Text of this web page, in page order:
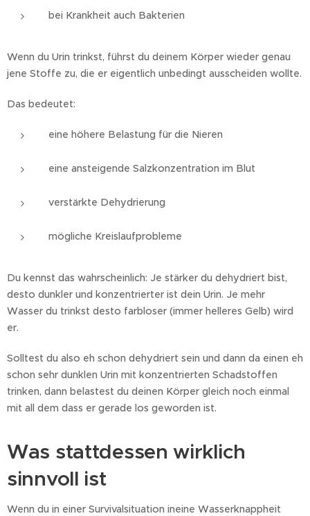
bei Krankheit auch Bakterien
Wenn du Urin trinkst, führst du deinem Körper wieder genau
jene Stoffe zu, die er eigentlich unbedingt ausscheiden wollte.
Das bedeutet:
eine höhere Belastung für die Nieren
eine ansteigende Salzkonzentration im Blut
verstärkte Dehydrierung
mögliche Kreislaufprobleme
Du kennst das wahrscheinlich: Je stärker du dehydriert bist,
desto dunkler und konzentrierter ist dein Urin. Je mehr
Wasser du trinkst desto farbloser (immer helleres Gelb) wird
er.
Solltest du also eh schon dehydriert sein und dann da einen eh
schon sehr dunklen Urin mit konzentrierten Schadstoffen
trinken, dann belastest du deinen Körper gleich noch einmal
mit all dem dass er gerade los geworden ist.
Was stattdessen wirklich
sinnvoll ist
Wenn du in einer Survivalsituation ineine Wasserknappheit